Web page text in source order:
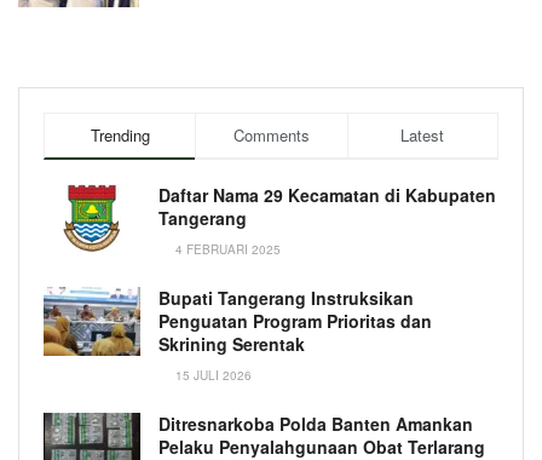
Trending Comments Latest
Daftar Nama 29 Kecamatan di Kabupaten
Tangerang
4 FEBRUARI 2025
Bupati Tangerang Instruksikan
Penguatan Program Prioritas dan
Skrining Serentak
15 JULI 2026
Ditresnarkoba Polda Banten Amankan
Pelaku Penyalahgunaan Obat Terlarang